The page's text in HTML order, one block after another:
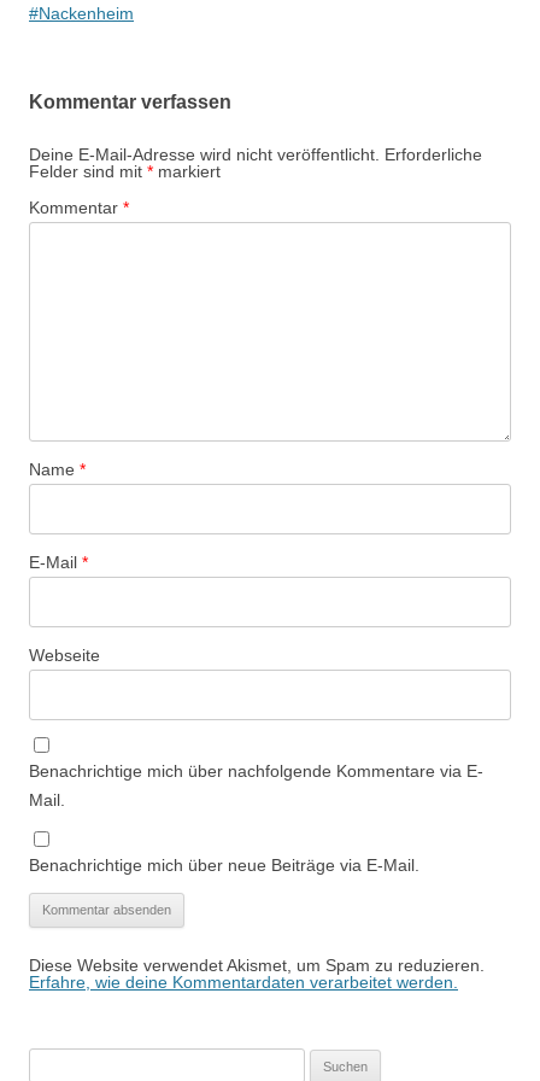
#Nackenheim
Kommentar verfassen
Deine E-Mail-Adresse wird nicht veröffentlicht. Erforderliche
Felder sind mit * markiert
Kommentar *
Name *
E-Mail *
Webseite
Benachrichtige mich über nachfolgende Kommentare via E-
Mail.
Benachrichtige mich über neue Beiträge via E-Mail.
Diese Website verwendet Akismet, um Spam zu reduzieren.
Erfahre, wie deine Kommentardaten verarbeitet werden.